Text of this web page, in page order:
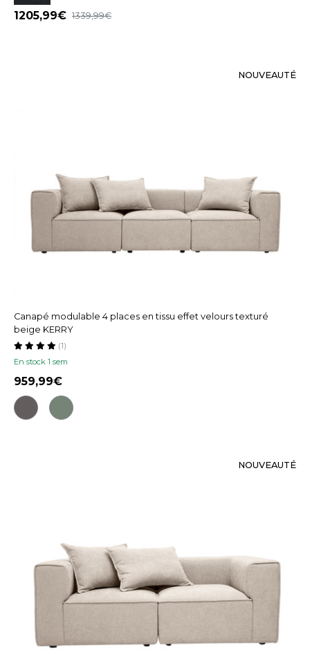
1205,99 1339,99
NOUVEAUTÉ
Canapé modulable 4 places en tissu effet velours texturé
beige KERRY
En stock 1 sem
(1)
959,99
NOUVEAUTÉ